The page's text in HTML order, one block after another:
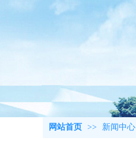
网站首页 >> 新闻中心